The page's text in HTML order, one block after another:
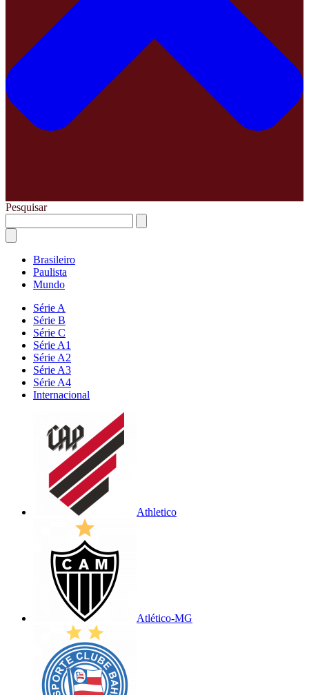
Pesquisar
Brasileiro
Paulista
Mundo
Série A
Série B
Série C
Série A1
Série A2
Série A3
Série A4
Internacional
Athletico
Atlético-MG